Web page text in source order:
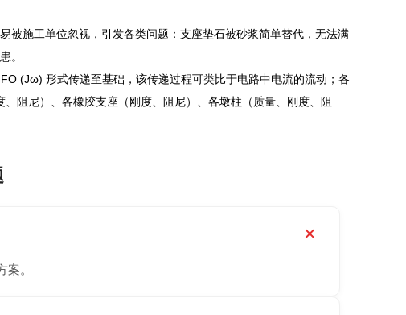
被施工单位忽视，引发各类问题：支座垫石被砂浆简单替代，无法满
。
(Jω) 形式传递至基础，该传递过程可类比于电路中电流的流动；各
阻尼）、各橡胶支座（刚度、阻尼）、各墩柱（质量、刚度、阻
。